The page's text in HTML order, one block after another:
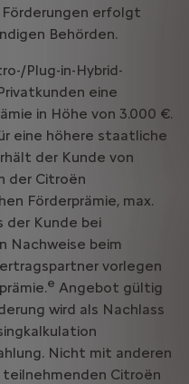
erfolgt
Behörden.
Plug-in-Hybrid-
eine
in Höhe von 3.000 €.
eine höhere staatliche
der Kunde von
der Citroën
Förderprämie, max.
der Kunde bei
Nachweise beim
vorlegen
e Angebot gültig
wird als Nachlass
Nicht mit anderen
teilnehmenden Citroën